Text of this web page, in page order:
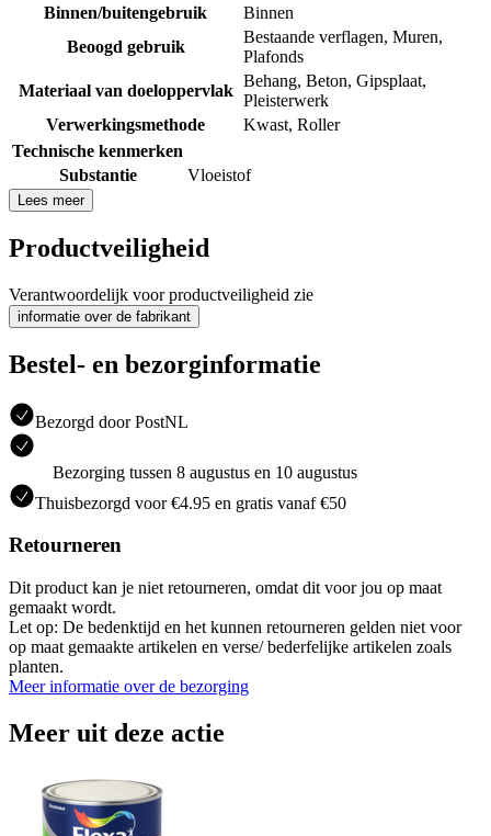
Binnen/buitengebruik
Binnen
Beoogd gebruik
Bestaande verflagen, Muren,
Plafonds
Materiaal van doeloppervlak
Behang, Beton, Gipsplaat,
Pleisterwerk
Verwerkingsmethode
Kwast, Roller
Technische kenmerken
Substantie
Vloeistof
Lees meer
Productveiligheid
Verantwoordelijk voor productveiligheid zie
informatie over de fabrikant
Bestel- en bezorginformatie
Bezorgd door PostNL
Bezorging tussen 8 augustus en 10 augustus
Thuisbezorgd voor €4.95 en gratis vanaf €50
Retourneren
Dit product kan je niet retourneren, omdat dit voor jou op maat
gemaakt wordt.
Let op: De bedenktijd en het kunnen retourneren gelden niet voor
op maat gemaakte artikelen en verse/ bederfelijke artikelen zoals
planten.
Meer informatie over de bezorging
Meer uit deze actie